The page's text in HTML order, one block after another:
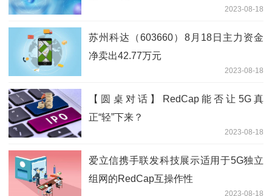
2023-08-18
苏州科达（603660）8月18日主力资金
净卖出42.77万元
2023-08-18
【圆桌对话】RedCap能否让5G真
正“轻”下来？
2023-08-18
爱立信携手联发科技展示适用于5G独立
组网的RedCap互操作性
2023-08-18